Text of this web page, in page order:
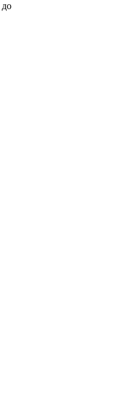
до